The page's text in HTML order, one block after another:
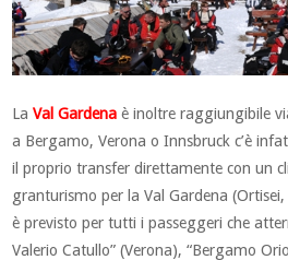
LaVal Gardena è inoltre raggiungibile
a Bergamo, Verona o Innsbruck c’è
il proprio transfer direttamente con un
granturismo per la Val Gardena
è previsto per tutti i passeggeri che
Valerio Catullo” (Verona), “Bergamo